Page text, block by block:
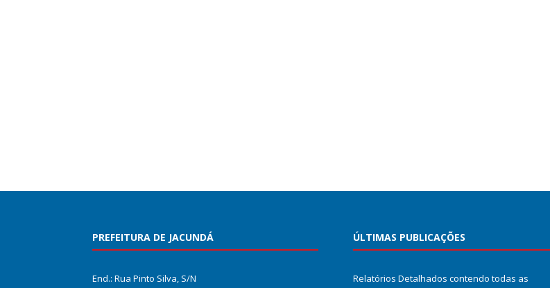
PREFEITURA DE JACUNDÁ
End.: Rua Pinto Silva, S/N
ÚLTIMAS PUBLICAÇÕES
Relatórios Detalhados contendo todas as